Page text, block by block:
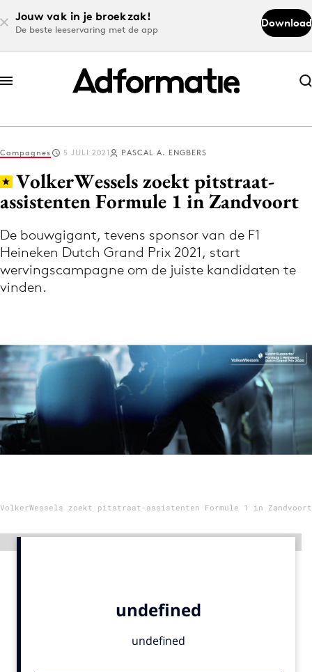
Jouw vak in je broekzak!
De beste leeservaring met de app
Download
Abonneer nu
Abonneer nu
Log in
Volg het laatste nieuws via de Adformatie
Nieuws app
Menu
Home
9 sept: GenAI-training
12 nov: MarketingLive!
Adverteren
Academy
Campagnes 5 JULI 2021 PASCAL A. ENGBERS
VolkerWessels zoekt pitstraat-
assistenten Formule 1 in Zandvoort
De bouwgigant, tevens sponsor van de F1
Heineken Dutch Grand Prix 2021, start
wervingscampagne om de juiste kandidaten te
vinden.
VolkerWessels zoekt pitstraat-assistenten Formule 1 in Zandvoort